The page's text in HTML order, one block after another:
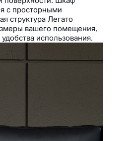
с просторными
структура Легато
вашего помещения,
использования.